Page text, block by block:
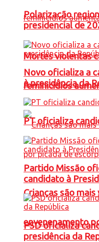
Mortes violentas
feminicídios
Crianças são mais
envenenamento
Polarização
presidencial de
Novo oficializa a
à presidência da
PT oficializa
Partido Missão
candidato à
PSD oficializa
presidência da